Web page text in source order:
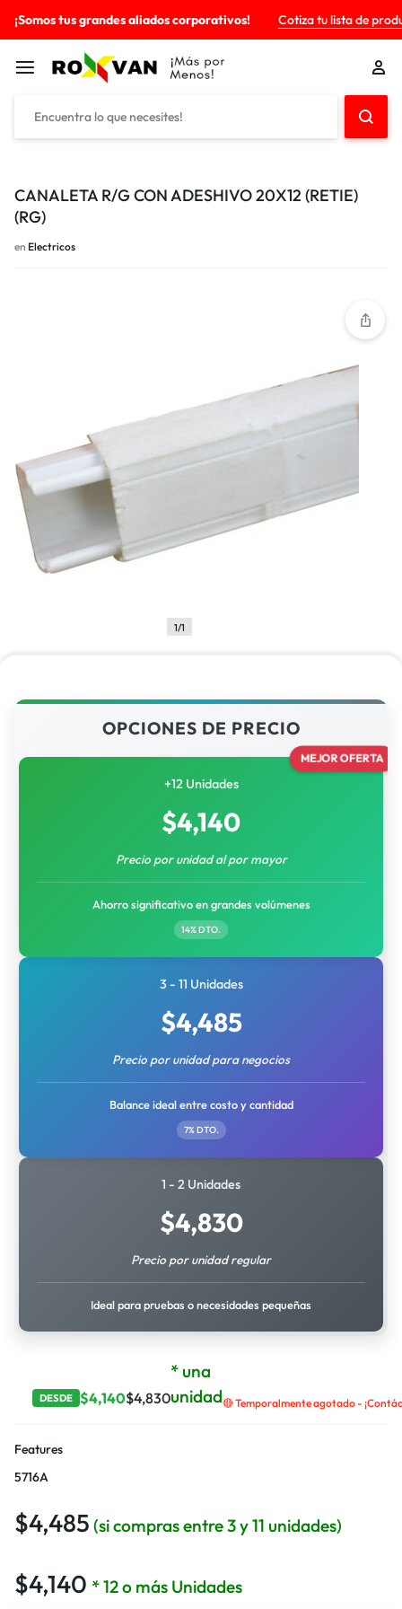
¡Somos tus grandes aliados corporativos! Cotiza tu lista de
CANALETA R/G CON ADESHIVO 20X12 (RETIE)
(RG)
en Electricos
1/1
OPCIONES DE PRECIO
MEJOR OFERTA
+12 Unidades
$4,140
Precio por unidad al por mayor
Ahorro significativo en grandes volúmenes
14% DTO.
3 - 11 Unidades
$4,485
Precio por unidad para negocios
Balance ideal entre costo y cantidad
7% DTO.
1 - 2 Unidades
$4,830
Precio por unidad regular
Ideal para pruebas o necesidades pequeñas
DESDE $4,140$4,830
* una
unidad🔴 Temporalmente agotado -
Features
5716A
$4,485 (si compras entre 3 y 11 unidades)
$4,140 * 12 o más Unidades